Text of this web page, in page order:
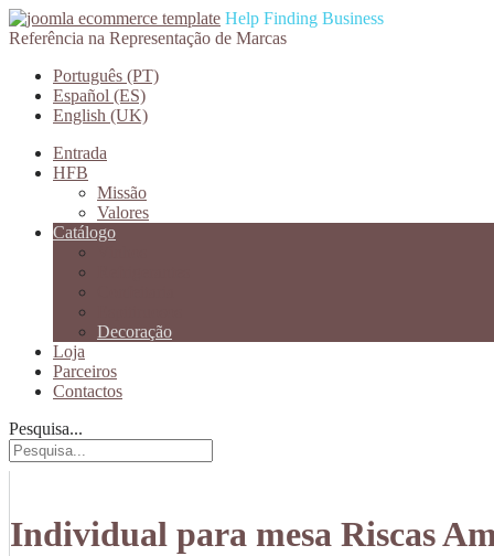
Help Finding Business
Referência na Representação de Marcas
Português (PT)
Español (ES)
English (UK)
Entrada
HFB
Missão
Valores
Catálogo
Decoração
Loja
Parceiros
Contactos
Pesquisa...
Individual para mesa Riscas